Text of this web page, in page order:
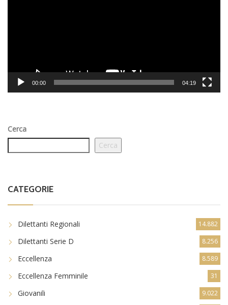
00:00 04:19
Cerca
Cerca
CATEGORIE
Dilettanti Regionali 14.882
Dilettanti Serie D 8.256
Eccellenza 8.589
Eccellenza Femminile 31
Giovanili 9.022